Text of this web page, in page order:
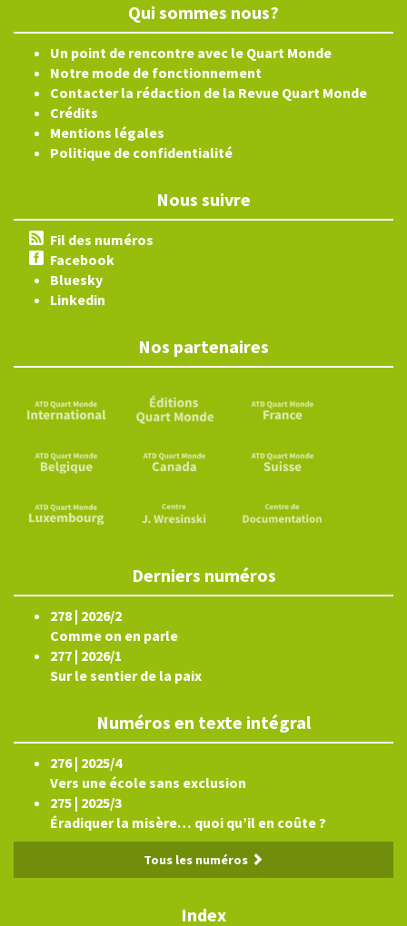
Qui sommes nous?
Un point de rencontre avec le Quart Monde
Notre mode de fonctionnement
Contacter la rédaction de la Revue Quart Monde
Crédits
Mentions légales
Politique de confidentialité
Nous suivre
Fil des numéros
Facebook
Bluesky
Linkedin
Nos partenaires
Derniers numéros
278 | 2026/2
Comme on en parle
277 | 2026/1
Sur le sentier de la paix
Numéros en texte intégral
276 | 2025/4
Vers une école sans exclusion
275 | 2025/3
Éradiquer la misère… quoi qu’il en coûte ?
Tous les numéros
Index